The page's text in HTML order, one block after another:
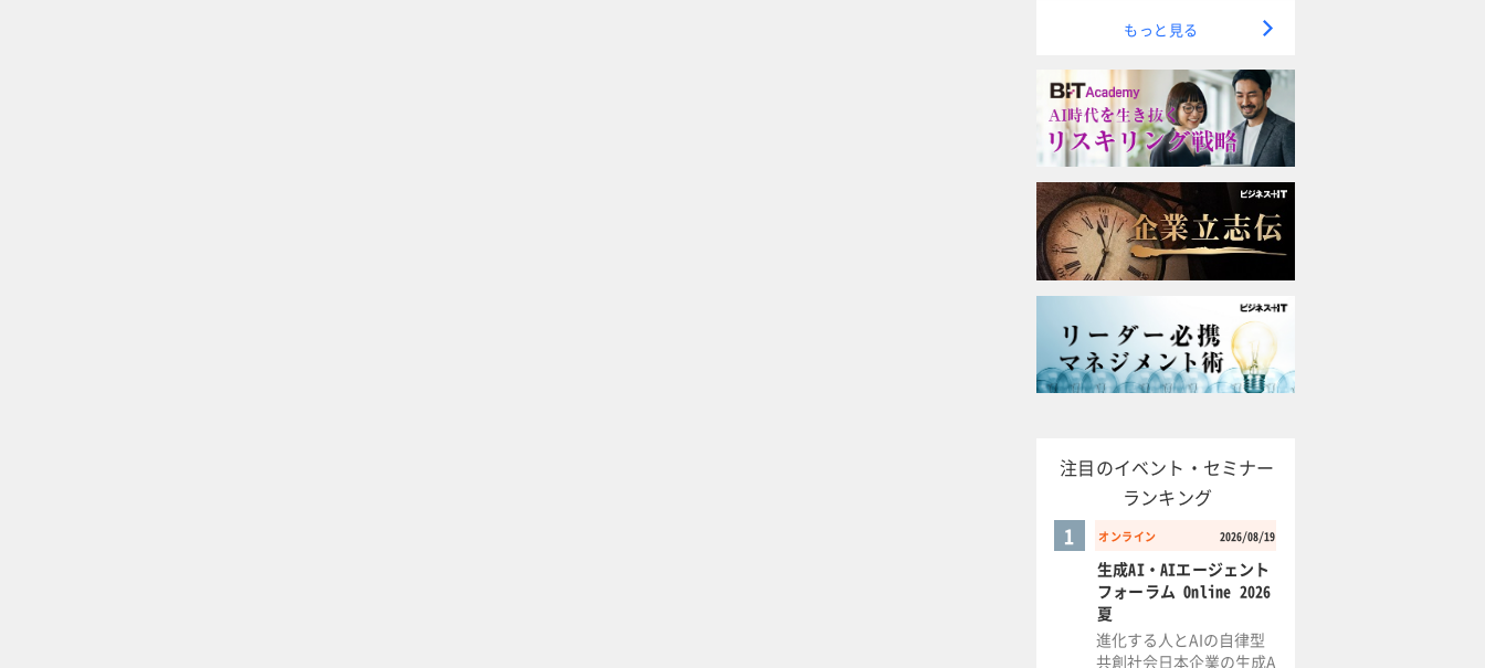
もっと見る
注目のイベント・セミナー
ランキング
オンライン 2026/08/19
1
生成AI・AIエージェント
フォーラム Online 2026
夏
進化する人とAIの自律型
共創社会日本企業の生成A